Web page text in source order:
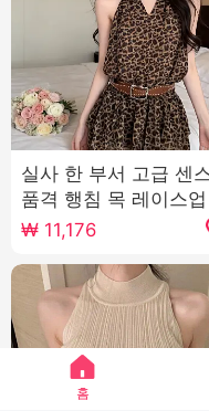
실사 한 부서 고급 센
품격 행침 목 레이스업
시함 홀로우 아웃 디
센스 허리 수축 민소매
니 스커트
₩ 11,176
홈